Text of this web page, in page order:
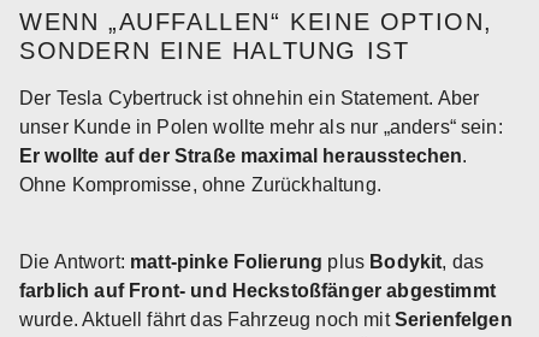
WENN „AUFFALLEN“ KEINE OPTION,
SONDERN EINE HALTUNG IST
Der Tesla Cybertruck ist ohnehin ein Statement. Aber
unser Kunde in Polen wollte mehr als nur „anders“ sein:
Er wollte auf der Straße maximal herausstechen.
Ohne Kompromisse, ohne Zurückhaltung.
Die Antwort: matt-pinke Folierung plus Bodykit, das
farblich auf Front- und Heckstoßfänger abgestimmt
wurde. Aktuell fährt das Fahrzeug noch mitSerienfelgen